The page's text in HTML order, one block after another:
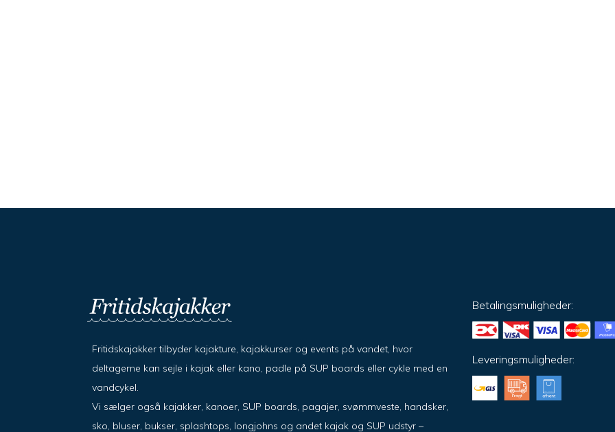
Fritidskajakker tilbyder kajakture, kajakkurser og events på vandet, hvor
deltagerne kan sejle i kajak eller kano, padle på SUP boards eller cykle med en
vandcykel.
Vi sælger også kajakker, kanoer, SUP boards, pagajer, svømmveste, handsker,
sko, bluser, bukser, splashtops, longjohns og andet kajak og SUP udstyr –
Betalingsmuligheder:
Leveringsmuligheder: